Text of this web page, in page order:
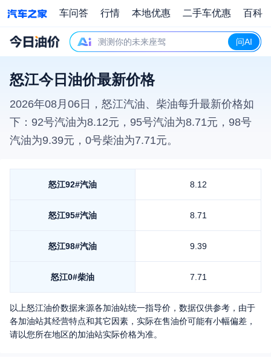
车问答 行情 本地优惠 二手车优惠 百科
测测你的未来座驾 问AI
怒江今日油价最新价格
2026年08月06日 ， 怒江汽油、柴油每升最新价格如
下：92号汽油为8.12元，95号汽油为8.71元，98号
汽油为9.39元，0号柴油为7.71元。
怒江92#汽油 8.12
怒江95#汽油 8.71
怒江98#汽油 9.39
怒江0#柴油 7.71
以上怒江油价数据来源各加油站统一指导价，数据仅供参考，由于
各加油站其经营特点和其它因素，实际在售油价可能有小幅偏差，
请以您所在地区的加油站实际价格为准。